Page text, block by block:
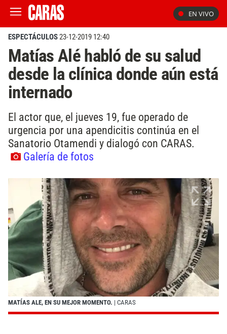
EN VIVO
ESPECTÁCULOS23-12-2019 12:40
Matías Alé habló de su salud
desde la clínica donde aún está
internado
El actor que, el jueves 19, fue operado de
urgencia por una apendicitis continúa en el
Sanatorio Otamendi y dialogó con CARAS.
Galería de fotos
MATÍAS ALE, EN SU MEJOR MOMENTO. | CARAS